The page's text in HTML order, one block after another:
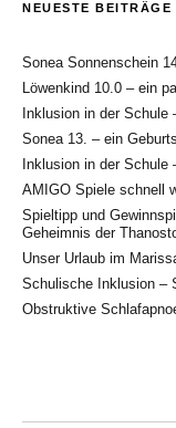
NEUESTE BEITRÄGE
Sonea Sonnenschein
Löwenkind 10.0 – ein
Inklusion in der
Sonea 13. – ein
Inklusion in der Schule
AMIGO Spiele schnell
Spieltipp und
Geheimnis der
Unser Urlaub im
Schulische Inklusion –
Obstruktive